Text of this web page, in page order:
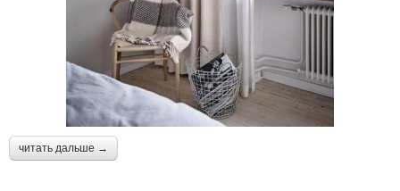
читать дальше →